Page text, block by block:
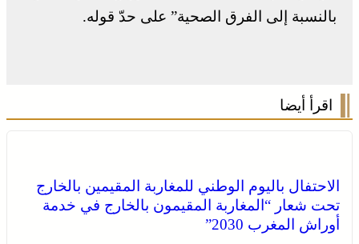
بالنسبة إلى الفرق الصحية” على حدّ قوله.
اقرأ أيضا
الاحتفال باليوم الوطني للمغاربة المقيمين بالخارج
تحت شعار “المغاربة المقيمون بالخارج في خدمة
أوراش المغرب 2030”